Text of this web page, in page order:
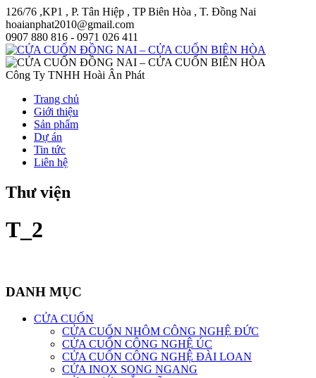
126/76 ,KP1 , P. Tân Hiệp , TP Biên Hòa , T. Đồng Nai
hoaianphat2010@gmail.com
0907 880 816 - 0971 026 411
Công Ty TNHH Hoài Ân Phát
Trang chủ
Giới thiệu
Sản phẩm
Dự án
Tin tức
Liên hệ
Thư viện
T_2
DANH MỤC
CỬA CUỐN
CỬA CUỐN NHÔM CÔNG NGHỆ ĐỨC
CỬA CUỐN CÔNG NGHỆ ÚC
CỬA CUỐN CÔNG NGHỆ ĐÀI LOAN
CỬA INOX SONG NGANG